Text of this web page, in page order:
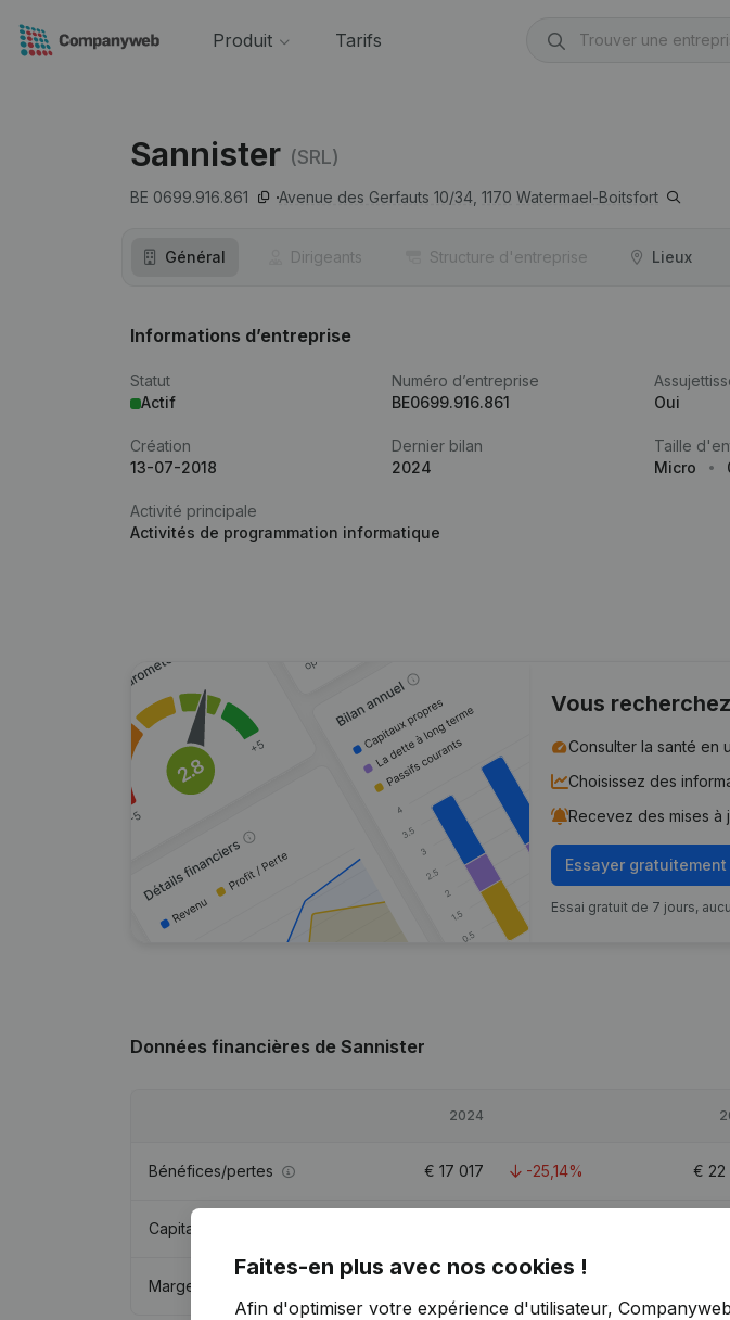
Produit Tarifs
Sannister (SRL)
BE 0699.916.861 Avenue des Gerfauts 10/34, 1170 Watermael-Boitsfort
Général Dirigeants Structure d'entreprise Lieux
Informations d’entreprise
Statut
Actif
Numéro d’entreprise
BE0699.916.861
Oui
Création
13-07-2018
Dernier bilan
2024
Taille
Micro
Activité principale
Activités de programmation informatique
Vous
Consulter la santé en
Choisissez des
Recevez des mises à
Essayer gratuitement
Essai gratuit de 7 jours,
Données financières de Sannister
2024
Bénéfices/pertes € 17 017 -25,14% € 22
Capitaux propres
Marge brute
Faites-en plus avec nos cookies !
Afin d'optimiser votre expérience d'utilisateur,